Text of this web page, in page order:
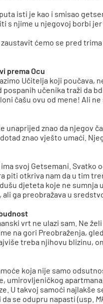
isti je kao i smisao
njime u njegovoj borbi jer
ćemo se pred
prema Ocu
Učitelja koji poučava,
pospanih učenika traži da
čašu ovu od mene! Ali
unaprijed znao da njegov
znao vješto umaći.
svoj Getsemani.
piti otkriva nam da u tim
djeteta koje ne sumnja
ga preobražava u
vrt ne ulazi sam. Ne
na gori Preobraženja,
treba njihovu blizinu,
koja nije samo
umirovljeničkog
U takvoj samoći najlakše
se odupru napasti (usp.